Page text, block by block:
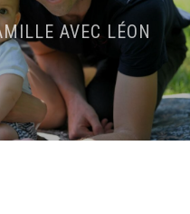
AVEC LÉON